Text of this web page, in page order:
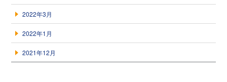
2022年3月
2022年1月
2021年12月